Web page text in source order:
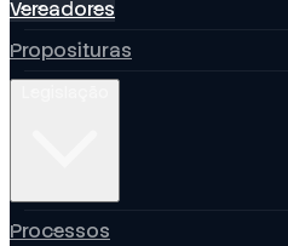
Vereadores
Proposituras
Processos